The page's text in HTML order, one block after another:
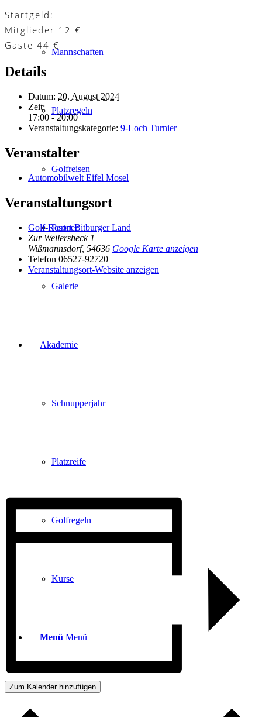
Mannschaften
Platzregeln
Golfreisen
Partner
Galerie
Akademie
Schnupperjahr
Platzreife
Golfregeln
Kurse
Menü Menü
Startgeld:
Mitglieder 12 €
Gäste 44 €
Details
Datum: 20. August 2024
Zeit:
17:00 - 20:00
Veranstaltungskategorie: 9-Loch Turnier
Veranstalter
Automobilwelt Eifel Mosel
Veranstaltungsort
Golf-Resort Bitburger Land
Zur Weilersheck 1
Wißmannsdorf, 54636 Google Karte anzeigen
Telefon 06527-92720
Veranstaltungsort-Website anzeigen
Zum Kalender hinzufügen